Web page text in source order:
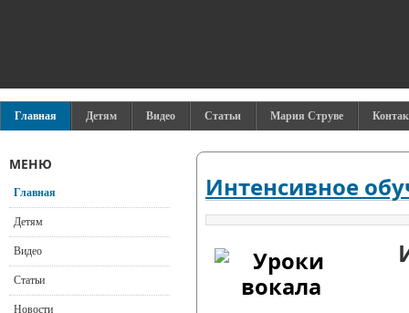
Главная Детям Видео Статьи Мария Струве
Интенсивное
МЕНЮ
Главная
Детям
Видео
Статьи
Новости